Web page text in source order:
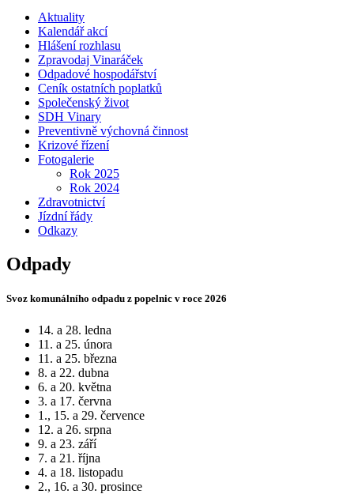
Aktuality
Kalendář akcí
Hlášení rozhlasu
Zpravodaj Vinaráček
Odpadové hospodářství
Ceník ostatních poplatků
Společenský život
SDH Vinary
Preventivně výchovná činnost
Krizové řízení
Fotogalerie
Rok 2025
Rok 2024
Zdravotnictví
Jízdní řády
Odkazy
Odpady
Svoz komunálního odpadu z popelnic v roce 2026
14. a 28. ledna
11. a 25. února
11. a 25. března
8. a 22. dubna
6. a 20. května
3. a 17. června
1., 15. a 29. července
12. a 26. srpna
9. a 23. září
7. a 21. října
4. a 18. listopadu
2., 16. a 30. prosince